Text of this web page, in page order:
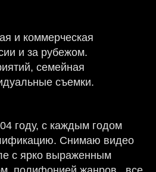
и коммерческая
и за рубежом.
семейная
съемки.
году, с каждым годом
Снимаю видео
с ярко выраженным